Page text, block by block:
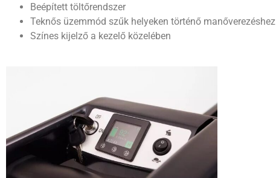
Beépített töltőrendszer
Teknős üzemmód szűk helyeken történő manőverezéshez
Színes kijelző a kezelő közelében